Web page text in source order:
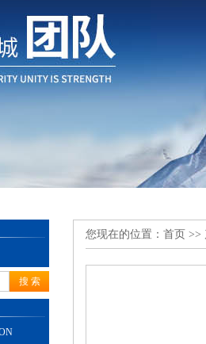
您现在的位置： 首页 >>